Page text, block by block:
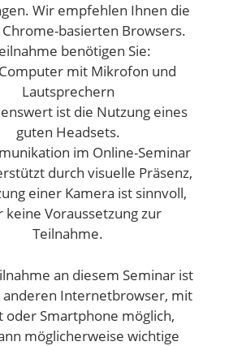
Wir empfehlen Ihnen die
basierten Browsers.
benötigen Sie:
mit Mikrofon und
Lautsprechern
ist die Nutzung eines
guten Headsets.
im Online-Seminar
durch visuelle Präsenz,
einer Kamera ist sinnvoll,
keine Voraussetzung zur
Teilnahme.
an diesem Seminar ist
Internetbrowser, mit
oder Smartphone möglich,
möglicherweise wichtige